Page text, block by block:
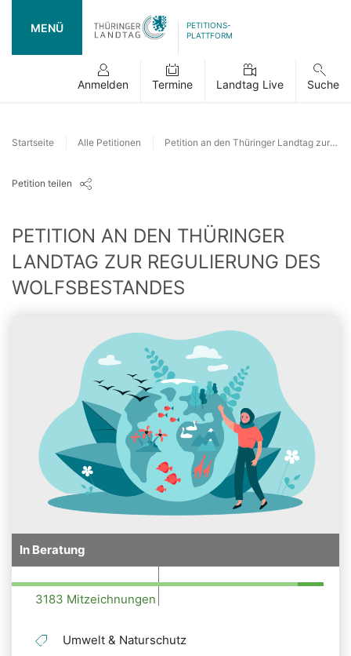
MENÜ
PETITIONS-
PLATTFORM
Anmelden Termine Landtag Live Suche
Startseite Alle Petitionen Petition an den Thüringer Landtag zur Regulierung des Wolfsbestandes
Petition teilen
PETITION AN DEN THÜRINGER
LANDTAG ZUR REGULIERUNG DES
WOLFSBESTANDES
In Beratung
3183 Mitzeichnungen
Umwelt & Naturschutz